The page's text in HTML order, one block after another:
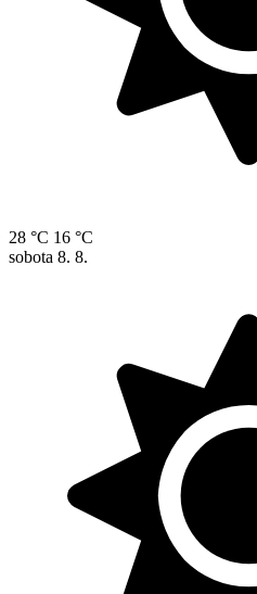
28 °C 16 °C
sobota 8. 8.